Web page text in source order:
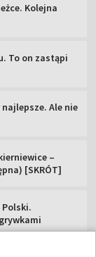
Kolejna
To on zastąpi
Ale nie
–
[SKRÓT]